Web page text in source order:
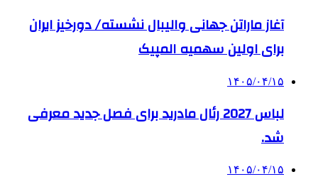
آغاز ماراتن جهانی والیبال نشسته/ دورخیز ایران
برای اولین سهمیه المپیک
۱۴۰۵/۰۴/۱۵
لباس 2027 رئال مادرید برای فصل جدید معرفی
شد.
۱۴۰۵/۰۴/۱۵